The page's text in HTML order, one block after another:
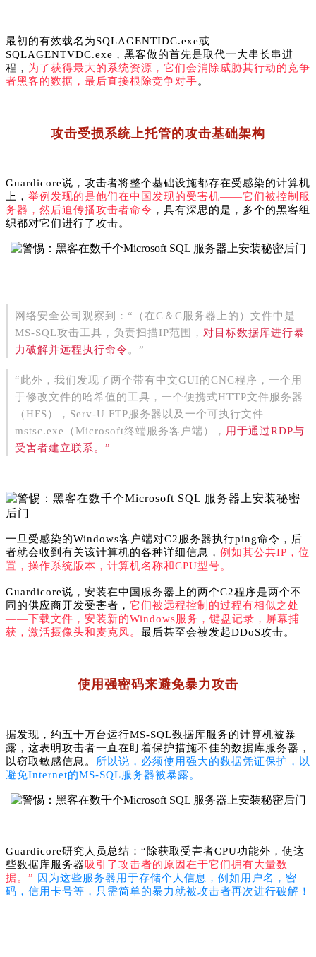
最初的有效载名为SQLAGENTIDC.exe或
SQLAGENTVDC.exe，黑客做的首先是取代一大串长串进
程， 为了获得最大的系统资源，它们会消除威胁其行动的竞争
者黑客的数据，最后直接根除竞争对手。
攻击受损系统上托管的攻击基础架构
Guardicore说，攻击者将整个基础设施都存在受感染的计算机
上， 举例发现的是他们在中国发现的受害机——它们被控制服
务器 ，然后迫传播攻击者命令 ，具有深思的是，多个的黑客组
织都对它们进行了攻击。
网络安全公司观察到：“（在C＆C服务器上的）文件中是
MS-SQL攻击工具，负责扫描IP范围， 对目标数据库进行暴
力破解并远程执行命令。”
“此外，我们发现了两个带有中文GUI的CNC程序，一个用
于修改文件的哈希值的工具，一个便携式HTTP文件服务器
（HFS），Serv-U FTP服务器以及一个可执行文件
mstsc.exe（Microsoft终端服务客户端）， 用于通过RDP与
受害者建立联系。”
一旦受感染的Windows客户端对C2服务器执行ping命令，后
者就会收到有关该计算机的各种详细信息， 例如其公共IP，位
置，操作系统版本，计算机名称和CPU型号。
Guardicore说，安装在中国服务器上的两个C2程序是两个不
同的供应商开发受害者， 它们被远程控制的过程有相似之处
——下载文件，安装新的Windows服务，键盘记录，屏幕捕
获，激活摄像头和麦克风。 最后甚至会被发起DDoS攻击。
使用强密码来避免暴力攻击
据发现，约五十万台运行MS-SQL数据库服务的计算机被暴
露，这表明攻击者一直在盯着保护措施不佳的数据库服务器，
以窃取敏感信息。
所以说，必须使用强大的数据凭证保护，以
避免Internet的MS-SQL服务器被暴露。
Guardicore研究人员总结：“除获取受害者CPU功能外，使这
些数据库服务器吸引了攻击者的原因在于它们拥有大量数
据。” 因为这些服务器用于存储个人信息，例如用户名，密
码，信用卡号等，只需简单的暴力就被攻击者再次进行破解！